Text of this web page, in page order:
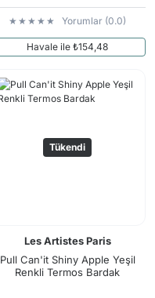
Yorumlar (0.0)
Havale ile ₺154,48
Tükendi
Les Artistes Paris
Pull Can'it Shiny Apple Yeşil
Renkli Termos Bardak